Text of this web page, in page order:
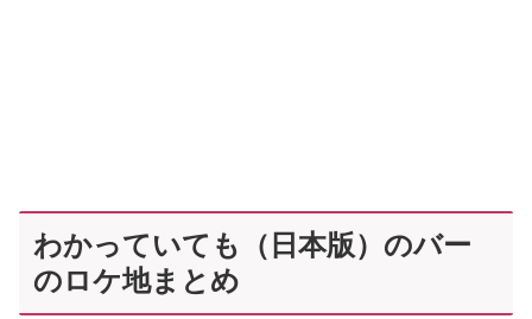
わかっていても（日本版）のバー
のロケ地まとめ